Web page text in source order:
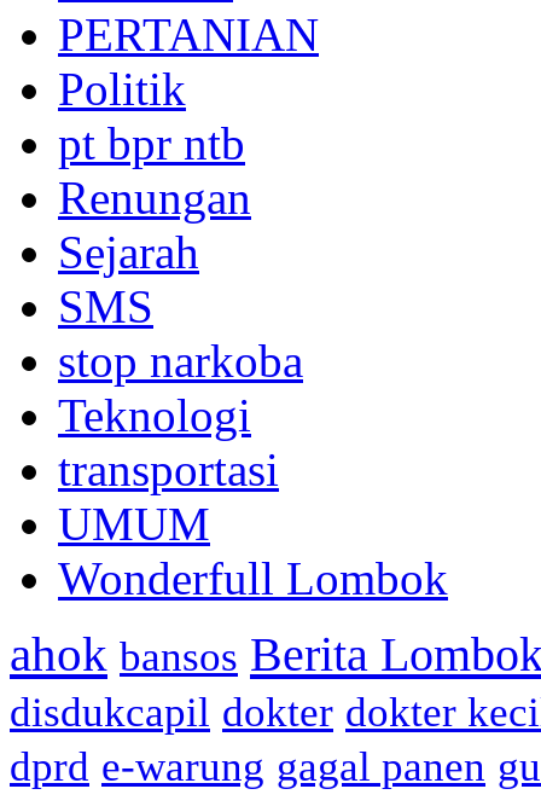
PERTANIAN
Politik
pt bpr ntb
Renungan
Sejarah
SMS
stop narkoba
Teknologi
transportasi
UMUM
Wonderfull Lombok
ahok bansos Berita
disdukcapil dokter dokter
dprd e-warung gagal panen